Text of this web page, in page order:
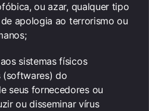
ou azar, qualquer tipo
apologia ao terrorismo ou
sistemas físicos
(softwares) do
seus fornecedores ou
ou disseminar vírus